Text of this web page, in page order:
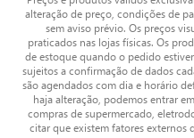
alteração de preço, condições de
sem aviso prévio. Os preços
praticados nas lojas físicas. Os
de estoque quando o pedido
sujeitos a confirmação de dados
são agendados com dia e horário
haja alteração, podemos entrar
compras de supermercado,
citar que existem fatores externos